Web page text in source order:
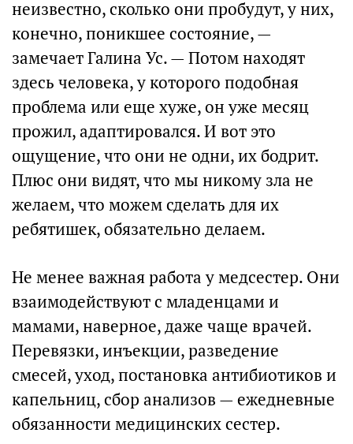
неизвестно, сколько они пробудут, у них,
конечно, поникшее состояние, —
замечает Галина Ус. — Потом находят
здесь человека, у которого подобная
проблема или еще хуже, он уже месяц
прожил, адаптировался. И вот это
ощущение, что они не одни, их бодрит.
Плюс они видят, что мы никому зла не
желаем, что можем сделать для их
ребятишек, обязательно делаем.
Не менее важная работа у медсестер. Они
взаимодействуют с младенцами и
мамами, наверное, даже чаще врачей.
Перевязки, инъекции, разведение
смесей, уход, постановка антибиотиков и
капельниц, сбор анализов — ежедневные
обязанности медицинских сестер.